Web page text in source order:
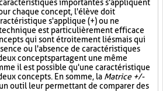
importantes s'appliquent
chaque concept, l'élève doit
s'applique (+) ou ne
est particulièrement efficace
qui sont étroitement liés mais qui
ou l'absence de caractéristiques
concepts partagent une même
il est possible qu'une caractéristique
concepts. En somme, la Matrice +/-
outil leur permettant de comparer des